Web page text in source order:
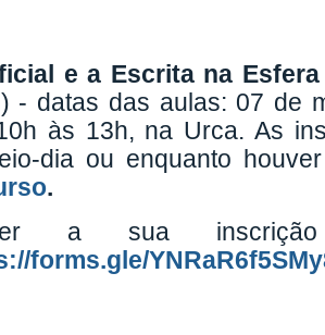
e a Escrita na
- datas das aulas: 07 de
às 13h, na Urca. As
dia ou enquanto
.
a sua
forms.gle/